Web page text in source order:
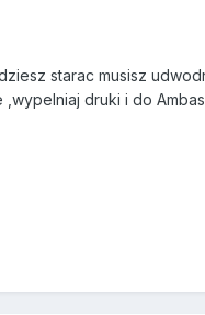
starac musisz
druki i do